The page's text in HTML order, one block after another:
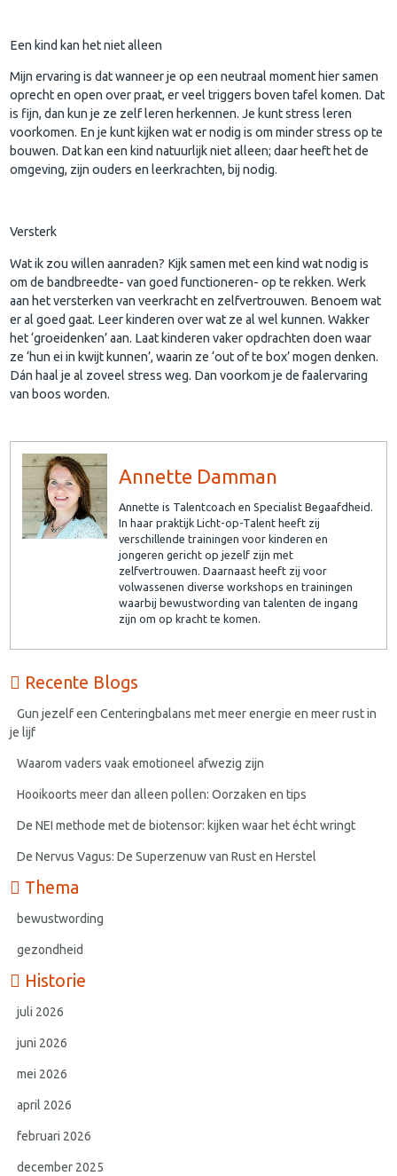
Een kind kan het niet alleen
Mijn ervaring is dat wanneer je op een neutraal moment hier samen
oprecht en open over praat, er veel triggers boven tafel komen. Dat
is fijn, dan kun je ze zelf leren herkennen. Je kunt stress leren
voorkomen. En je kunt kijken wat er nodig is om minder stress op te
bouwen. Dat kan een kind natuurlijk niet alleen; daar heeft het de
omgeving, zijn ouders en leerkrachten, bij nodig.
Versterk
Wat ik zou willen aanraden? Kijk samen met een kind wat nodig is
om de bandbreedte- van goed functioneren- op te rekken. Werk
aan het versterken van veerkracht en zelfvertrouwen. Benoem wat
er al goed gaat. Leer kinderen over wat ze al wel kunnen. Wakker
het ‘groeidenken’ aan. Laat kinderen vaker opdrachten doen waar
ze ‘hun ei in kwijt kunnen’, waarin ze ‘out of te box’ mogen denken.
Dán haal je al zoveel stress weg. Dan voorkom je de faalervaring
van boos worden.
Annette Damman
Annette is Talentcoach en Specialist Begaafdheid.
In haar praktijk Licht-op-Talent heeft zij
verschillende trainingen voor kinderen en
jongeren gericht op jezelf zijn met
zelfvertrouwen. Daarnaast heeft zij voor
volwassenen diverse workshops en trainingen
waarbij bewustwording van talenten de ingang
zijn om op kracht te komen.
Recente Blogs
Gun jezelf een Centeringbalans met meer energie en meer rust in
je lijf
Waarom vaders vaak emotioneel afwezig zijn
Hooikoorts meer dan alleen pollen: Oorzaken en tips
De NEI methode met de biotensor: kijken waar het écht wringt
De Nervus Vagus: De Superzenuw van Rust en Herstel
Thema
bewustwording
gezondheid
Historie
juli 2026
juni 2026
mei 2026
april 2026
februari 2026
december 2025